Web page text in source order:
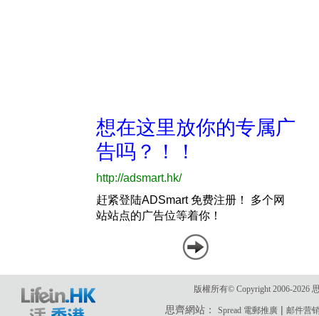
版權所有© Copyright 2006-2026
思齊網站：Spread 電郵推廣 |邮件营